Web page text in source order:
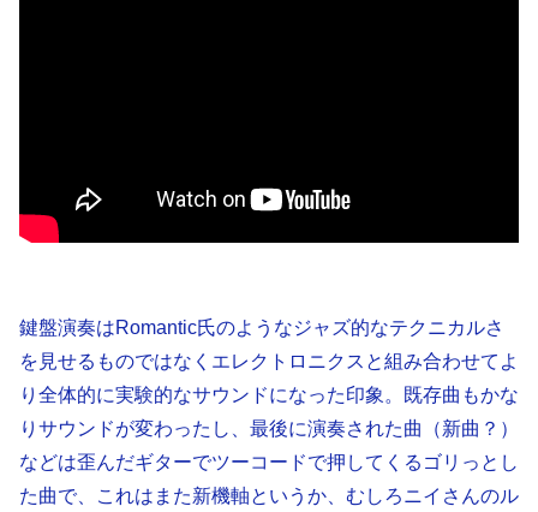
鍵盤演奏はRomantic氏のようなジャズ的なテクニカルさ
を見せるものではなくエレクトロニクスと組み合わせてよ
り全体的に実験的なサウンドになった印象。既存曲もかな
りサウンドが変わったし、最後に演奏された曲（新曲？）
などは歪んだギターでツーコードで押してくるゴリっとし
た曲で、これはまた新機軸というか、むしろニイさんのル